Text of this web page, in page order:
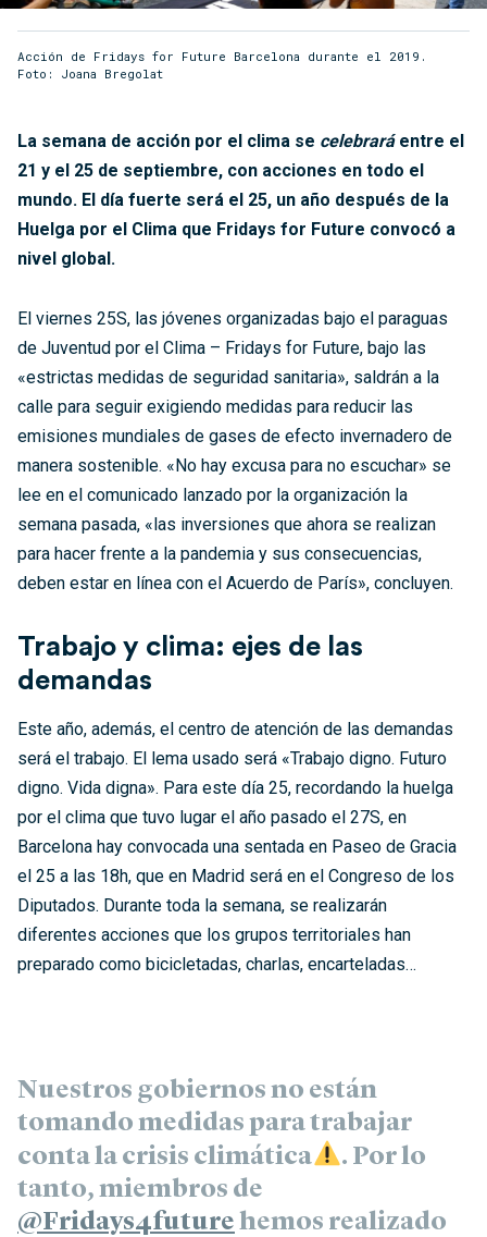
Acción de Fridays for Future Barcelona durante el 2019.
Foto: Joana Bregolat
La semana de acción por el clima se celebraráentre el
21 y el 25 de septiembre, con acciones en todo el
mundo. El día fuerte será el 25, un año después de la
Huelga por el Clima que Fridays for Future convocó a
nivel global.
El viernes 25S, las jóvenes organizadas bajo el paraguas
de Juventud por el Clima – Fridays for Future, bajo las
«estrictas medidas de seguridad sanitaria», saldrán a la
calle para seguir exigiendo medidas para reducir las
emisiones mundiales de gases de efecto invernadero de
manera sostenible. «No hay excusa para no escuchar» se
lee en el comunicado lanzado por la organización la
semana pasada, «las inversiones que ahora se realizan
para hacer frente a la pandemia y sus consecuencias,
deben estar en línea con el Acuerdo de París», concluyen.
Trabajo y clima: ejes de las
demandas
Este año, además, el centro de atención de las demandas
será el trabajo. El lema usado será «Trabajo digno. Futuro
digno. Vida digna». Para este día 25, recordando la huelga
por el clima que tuvo lugar el año pasado el 27S, en
Barcelona hay convocada una sentada en Paseo de Gracia
el 25 a las 18h, que en Madrid será en el Congreso de los
Diputados. Durante toda la semana, se realizarán
diferentes acciones que los grupos territoriales han
preparado como bicicletadas, charlas, encarteladas…
Nuestros gobiernos no están
tomando medidas para trabajar
conta la crisis climática
. Por lo
tanto, miembros de
@Fridays4future hemos realizado